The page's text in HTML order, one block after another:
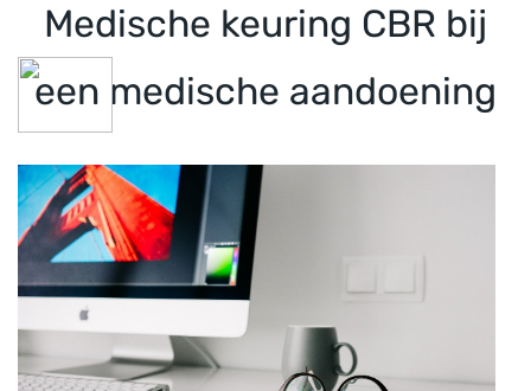
Medische keuring CBR bij
een medische aandoening